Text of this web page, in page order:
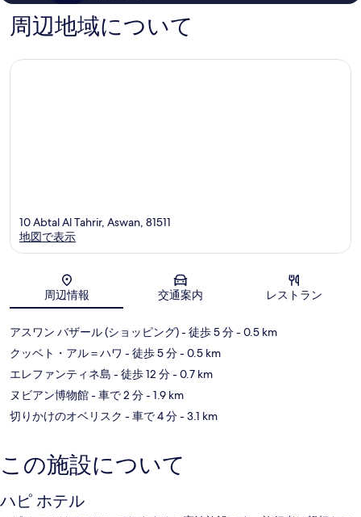
ミ
ミ
周辺地域について
地図
10 Abtal Al Tahrir, Aswan, 81511
地図で表示
周辺情報 交通案内 レストラン
アスワン バザール (ショッピング)- 徒歩 5 分- 0.5 km
クッベト・アル＝ハワ - 徒歩 5 分- 0.5 km
エレファンティネ島 - 徒歩 12 分- 0.7 km
ヌビアン博物館- 車で 2 分- 1.9 km
切りかけのオベリスク - 車で 4 分- 3.1 km
この施設について
ハピ ホテル